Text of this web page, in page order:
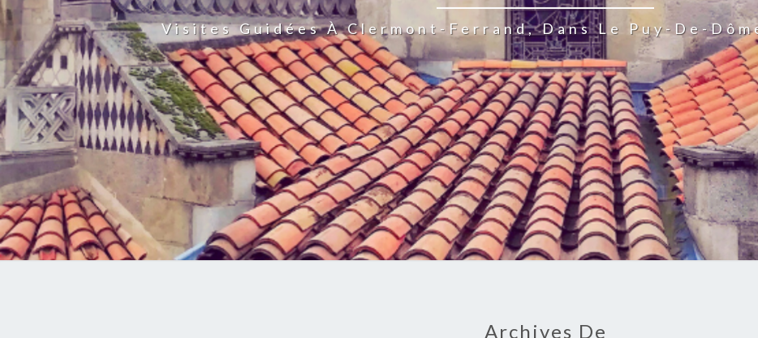
Visites Guidées À Clermont-Ferrand, Dans Le Puy-De-
Archives De